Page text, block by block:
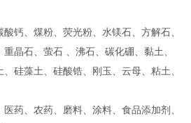
钙、煤粉、荧光粉、水镁石、方解石、
晶石、萤石 、沸石、碳化硼、黏土、
硅藻土、硅酸锆、刚玉、云母、粘土、
药、农药、磨料、涂料、食品添加剂、